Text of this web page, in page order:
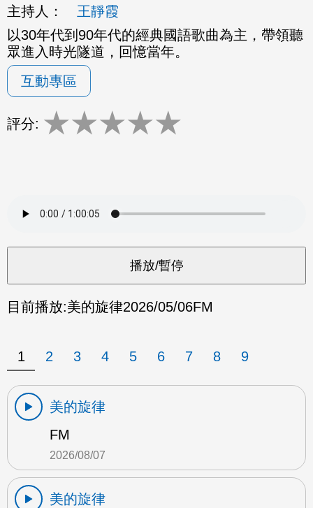
主持人：
王靜霞
以30年代到90年代的經典國語歌曲為主，帶領聽
眾進入時光隧道，回憶當年。
互動專區
評分: ★★★★★
目前播放:美的旋律2026/05/06FM
1 2 3 4 5 6 7 8 9
美的旋律
FM
2026/08/07
美的旋律